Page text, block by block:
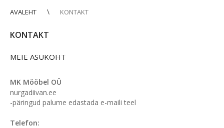
AVALEHT KONTAKT
KONTAKT
MEIE ASUKOHT
MK Mööbel OÜ
nurgadiivan.ee
-päringud palume edastada e-maili teel
Telefon: